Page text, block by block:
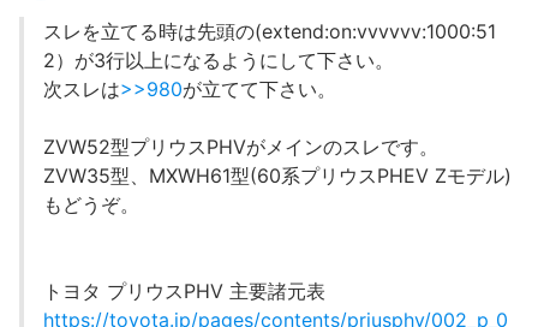
スレを立てる時は先頭の(extend:on:vvvvvv:1000:51
2）が3行以上になるようにして下さい。
次スレは>>980が立てて下さい。
ZVW52型プリウスPHVがメインのスレです。
ZVW35型、MXWH61型(60系プリウスPHEV Zモデル)
もどうぞ。
トヨタ プリウスPHV 主要諸元表
https://toyota.jp/pages/contents/priusphv/002_p_0